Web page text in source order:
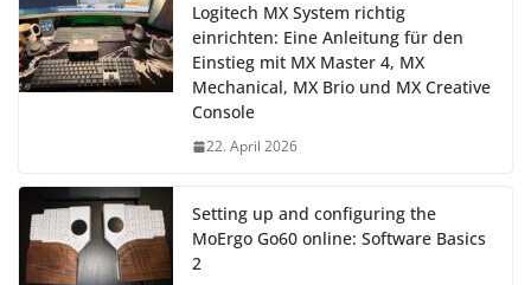
Logitech MX System richtig
einrichten: Eine Anleitung für den
Einstieg mit MX Master 4, MX
Mechanical, MX Brio und MX Creative
Console
22. April 2026
Setting up and configuring the
MoErgo Go60 online: Software Basics
2